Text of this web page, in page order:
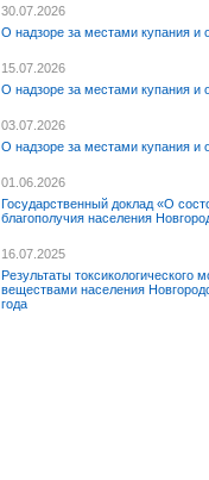
30.07.2026
О надзоре за местами купания и
15.07.2026
О надзоре за местами купания и
03.07.2026
О надзоре за местами купания и
01.06.2026
Государственный доклад «О
благополучия населения
16.07.2025
Результаты токсикологического
веществами населения
года